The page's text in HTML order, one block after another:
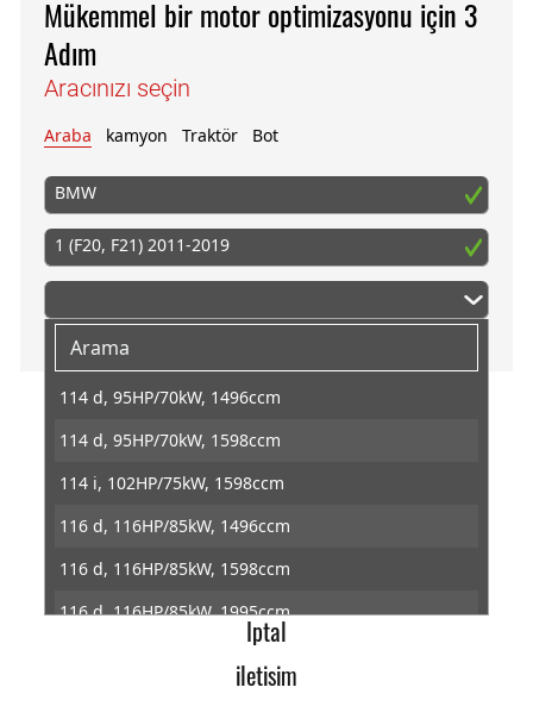
Mükemmel bir motor optimizasyonu için 3
Adım
Aracınızı seçin
Araba kamyon Traktör Bot
BMW
1 (F20, F21) 2011-2019
114 d, 95HP/70kW, 1496ccm
114 d, 95HP/70kW, 1598ccm
114 i, 102HP/75kW, 1598ccm
116 d, 116HP/85kW, 1496ccm
116 d, 116HP/85kW, 1598ccm
116 d, 116HP/85kW, 1995ccm
PedalBox
Baska
Gazpedal tuning
Veri koruma
Iptal
iletisim